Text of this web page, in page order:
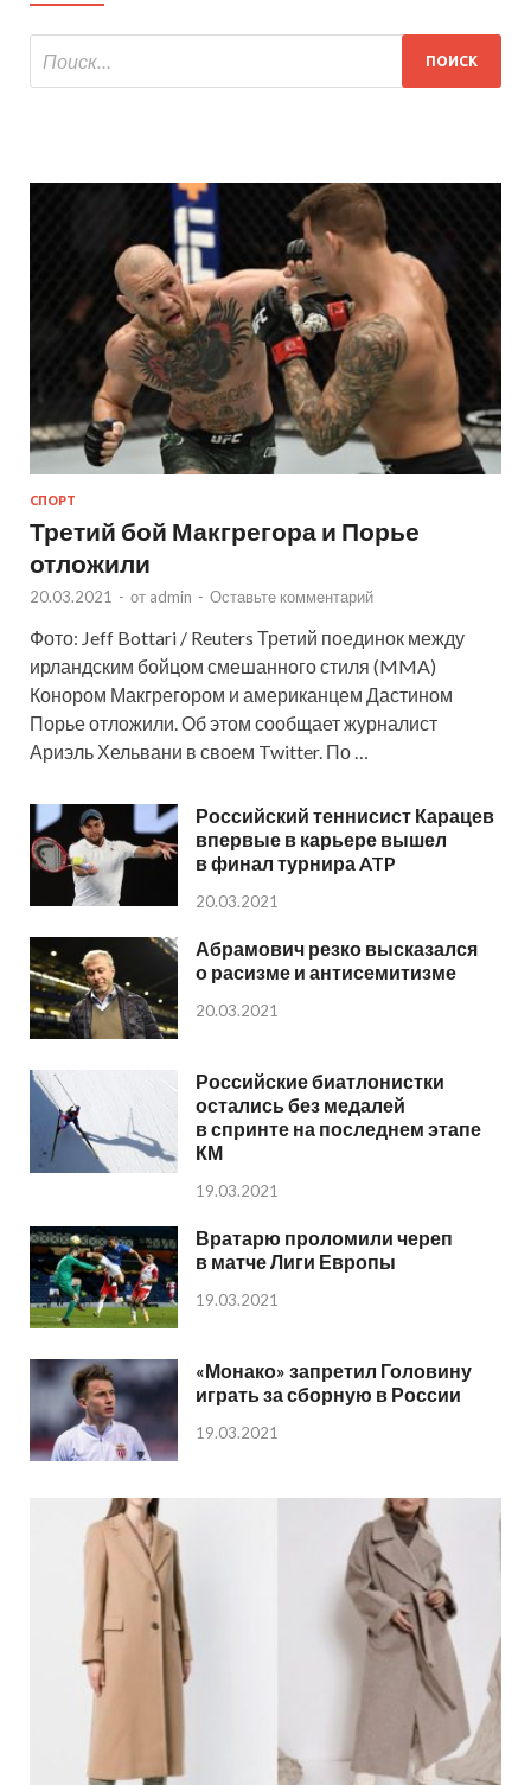
СПОРТ
Третий бой Макгрегора и Порье
отложили
20.03.2021 - от admin - Оставьте комментарий
Фото: Jeff Bottari / Reuters Третий поединок между
ирландским бойцом смешанного стиля (MMA)
Конором Макгрегором и американцем Дастином
Порье отложили. Об этом сообщает журналист
Ариэль Хельвани в своем Twitter. По …
Российский теннисист Карацев
впервые в карьере вышел
в финал турнира ATP
20.03.2021
Абрамович резко высказался
о расизме и антисемитизме
20.03.2021
Российские биатлонистки
остались без медалей
в спринте на последнем этапе
КМ
19.03.2021
Вратарю проломили череп
в матче Лиги Европы
19.03.2021
«Монако» запретил Головину
играть за сборную в России
19.03.2021